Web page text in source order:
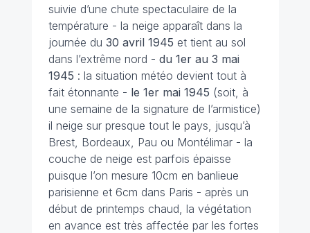
suivie d’une chute spectaculaire de la
température - la neige apparaît dans la
journée du 30 avril 1945 et tient au sol
dans l’extrême nord - du 1er au 3 mai
1945 : la situation météo devient tout à
fait étonnante - le 1er mai 1945 (soit, à
une semaine de la signature de l’armistice)
il neige sur presque tout le pays, jusqu’à
Brest, Bordeaux, Pau ou Montélimar - la
couche de neige est parfois épaisse
puisque l’on mesure 10cm en banlieue
parisienne et 6cm dans Paris - après un
début de printemps chaud, la végétation
en avance est très affectée par les fortes